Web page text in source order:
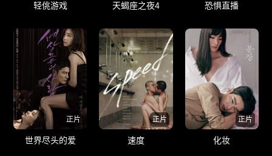
轻佻游戏 天蝎座之夜4 恐惧直播
正片
世界尽头的爱
正片
速度
正片
化妆